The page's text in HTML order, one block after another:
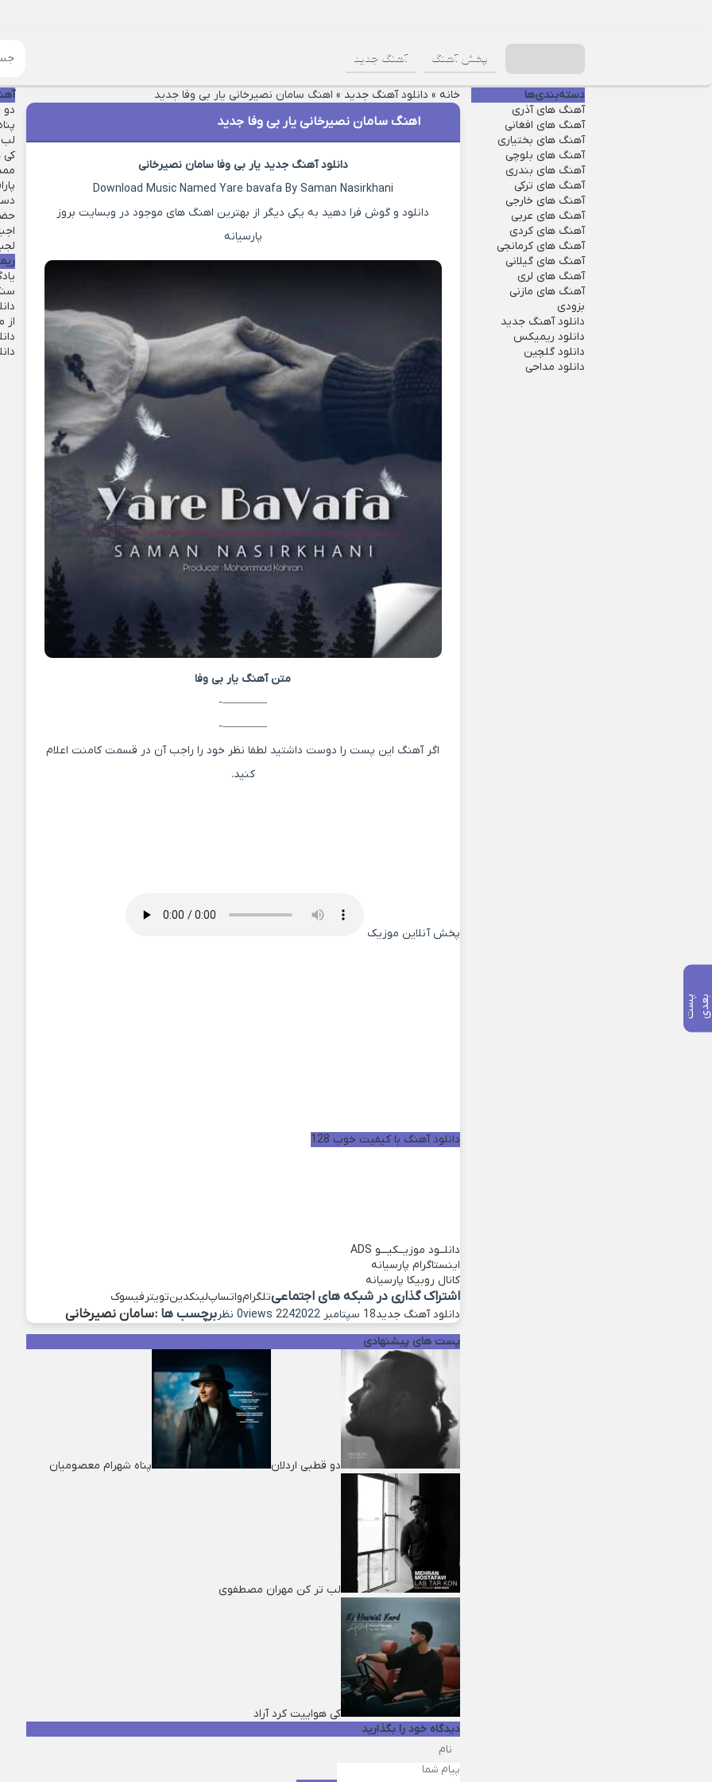
پخش آهنگ آهنگ جدید
خانه » دانلود آهنگ جدید » اهنگ سامان نصیرخانی یار بی وفا جدید
پ
س
ت
ب
ع
د ی
اهنگ سامان نصیرخانی یار بی وفا جدید
دانلود آهنگ جدید یار بی وفا سامان نصیرخانی
Download Music Named Yare bavafa By Saman Nasirkhani
دانلود و گوش فرا دهید به یکی دیگر از بهترین اهنگ های موجود در وبسایت بروز
پارسیانه
متن آهنگ یار بی وفا
————-
————-
اگر آهنگ این پست را دوست داشتید لطفا نظر خود را راجب آن در قسمت کامنت اعلام
کنید.
پخش آنلاین موزیک
دانلود آهنگ با کیفیت خوب 128
دانلــود موزیــکیـــو ADS
اینستاگرام پارسیانه
کانال روبیکا پارسیانه
اشتراک گذاری در شبکه های اجتماعیتلگرامواتساپلینکدینتویتر فیسوک
دانلود آهنگ جدید18 سپتامبر 2022 224 views 0 نظر برچسب ها :سامان نصیرخانی
پست های پیشنهادی
دو قطبی اردلان پناه شهرام معصومیان
لب تر کن مهران مصطفوی
کی هواییت کرد آراد
دیدگاه خود را بگذارید
دسته‌بندی‌ها
آهنگ های آذری
آهنگ های افغانی
آهنگ های بختیاری
آهنگ های بلوچی
آهنگ های بندری
آهنگ های ترکی
آهنگ های خارجی
آهنگ های عربی
آهنگ های کردی
آهنگ های کرمانجی
آهنگ های گیلانی
آهنگ های لری
آهنگ های مازنی
بزودی
دانلود آهنگ جدید
دانلود ریمیکس
دانلود گلچین
دانلود مداحی
دو
کی
از